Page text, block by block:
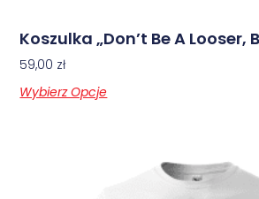
Koszulka „Don’t Be A Looser,
59,00 zł
Wybierz Opcje